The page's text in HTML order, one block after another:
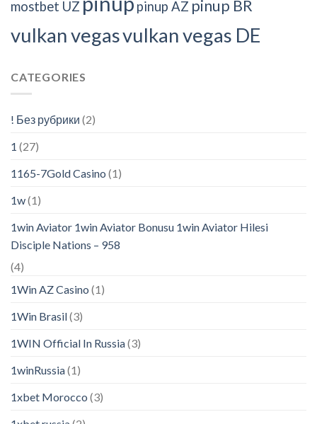
mostbet UZ pinup AZ pinup BR
vulkan vegasvulkan vegas DE
CATEGORIES
! Без рубрики (2)
1 (27)
1165-7Gold Casino (1)
1w(1)
1win Aviator 1win Aviator Bonusu 1win Aviator Hilesi
Disciple Nations – 958
(4)
1Win AZ Casino (1)
1Win Brasil(3)
1WIN Official In Russia(3)
1winRussia(1)
1xbet Morocco (3)